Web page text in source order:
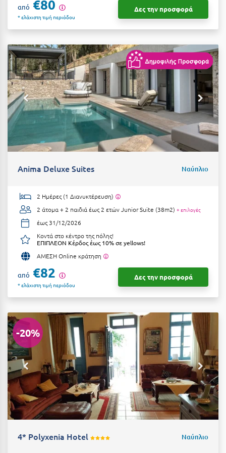
Ιωάννινα
Κ
Καβάλα
Καλάβρυτα
Καλαμάτα
Κάλαμος
Καλαμπάκα
Κάλυμνος
Καμένα Βούρλα
Καρδαμύλη
Καρδίτσα
Κάρπαθος
Καρπενήσι
Κάρυστος
Κασσάνδρα
Καστοριά
Κατερίνη
Κέα - Τζιά
Κερατέα
Κέρκυρα
Κεφαλονιά
από €80
* ελάχιστη τιμή περιόδου
Δες την προσφορά
Anima Deluxe Suites Ναύπλιο
2 Ημέρες (1 Διανυκτέρευση)
2 άτομα + 2 παιδιά έως 2 ετώνJunior Suite (38m2) + επιλογές
έως 31/12/2026
Κοντά στο κέντρο της πόλης!
ΕΠΙΠΛΕΟΝ Κέρδος έως 10% σε yellows!
ΑΜΕΣΗ Online κράτηση
από €82
* ελάχιστη τιμή περιόδου
Δες την προσφορά
-20%
4* Polyxenia Hotel Ναύπλιο